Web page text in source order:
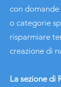
con
o categorie
risparmiare
creazione di
La sezione di